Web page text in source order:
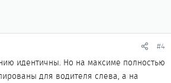
#4
идентичны. Но на максиме полностью
для водителя слева, а на